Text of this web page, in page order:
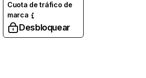
Cuota de tráfico de
marca
Desbloquear